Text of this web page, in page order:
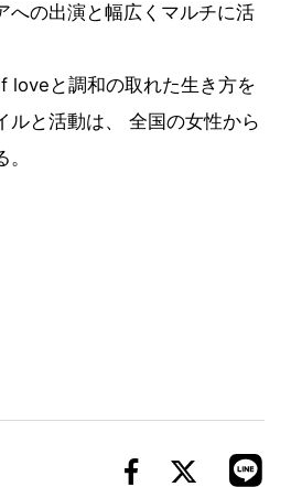
への出演と幅広くマルチに活
loveと調和の取れた生き方を
ルと活動は、 全国の女性から